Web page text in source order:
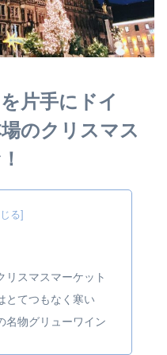
片手にドイ
のクリスマス
リスマスマーケット
とてつもなく寒い
名物グリューワイン